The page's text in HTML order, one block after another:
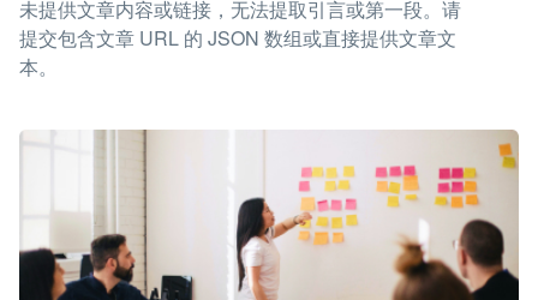
未提供文章内容或链接，无法提取引言或第一段。请
提交包含文章 URL 的 JSON 数组或直接提供文章文
本。